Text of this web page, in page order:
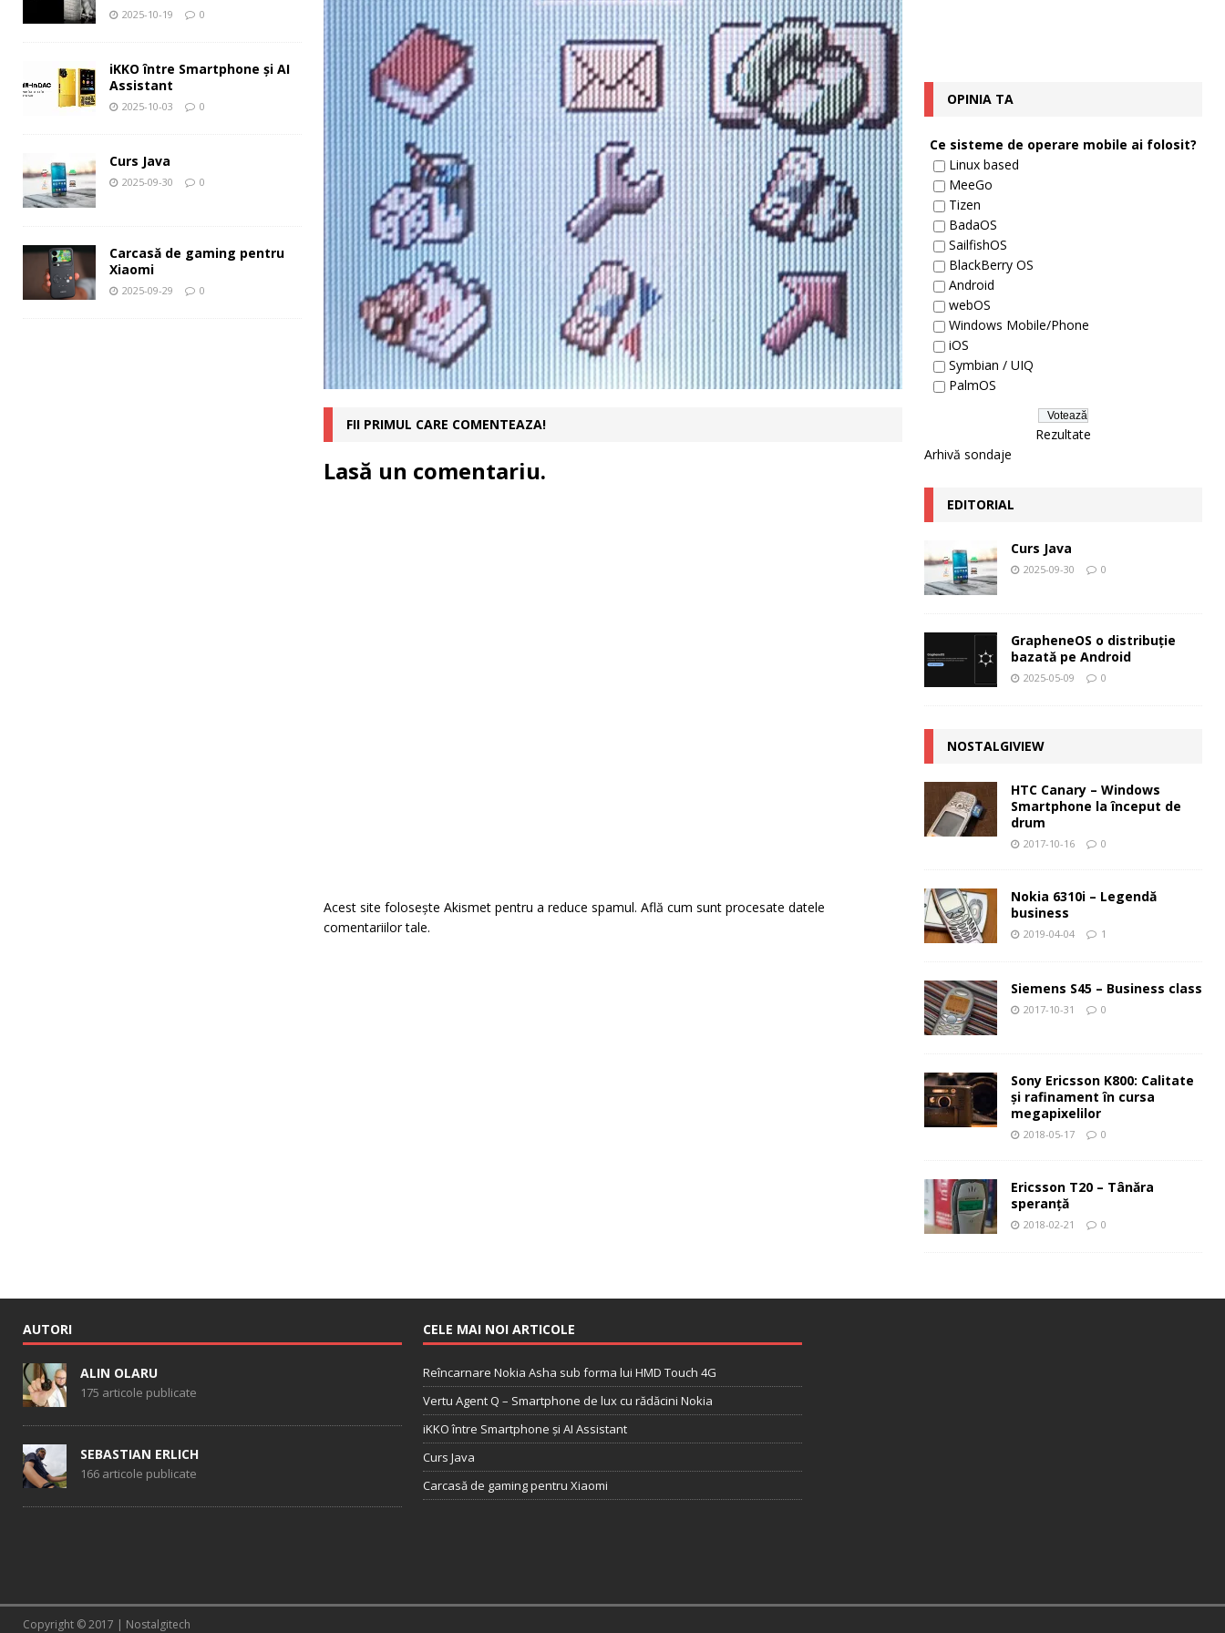
FII PRIMUL CARE COMENTEAZA!
Lasă un comentariu.
Acest site folosește Akismet pentru a reduce spamul. Află cum sunt procesate datele
comentariilor tale.
2025-10-19 0
iKKO între Smartphone și AI
Assistant
2025-10-03 0
Curs Java
2025-09-30 0
Carcasă de gaming pentru
Xiaomi
2025-09-29 0
OPINIA TA
Ce sisteme de operare mobile ai folosit?
Linux based
MeeGo
Tizen
BadaOS
SailfishOS
BlackBerry OS
Android
webOS
Windows Mobile/Phone
iOS
Symbian / UIQ
PalmOS
Rezultate
Arhivă sondaje
EDITORIAL
Curs Java
2025-09-30 0
GrapheneOS o distribuție
bazată pe Android
2025-05-09 0
NOSTALGIVIEW
HTC Canary – Windows
Smartphone la început de
drum
2017-10-16 0
Nokia 6310i – Legendă
business
2019-04-04 1
Siemens S45 – Business class
2017-10-31 0
Sony Ericsson K800: Calitate
şi rafinament în cursa
megapixelilor
2018-05-17 0
Ericsson T20 – Tânăra
speranţă
2018-02-21 0
AUTORI
ALIN OLARU
175 articole publicate
SEBASTIAN ERLICH
166 articole publicate
CELE MAI NOI ARTICOLE
Reîncarnare Nokia Asha sub forma lui HMD Touch 4G
Vertu Agent Q – Smartphone de lux cu rădăcini Nokia
iKKO între Smartphone și AI Assistant
Curs Java
Carcasă de gaming pentru Xiaomi
Copyright © 2017 | Nostalgitech